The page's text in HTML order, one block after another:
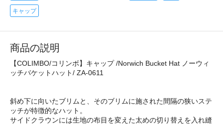
キャップ
商品の説明
【COLIMBO/コリンボ】キャップ /Norwich Bucket Hat ノーウィ
ッチバケットハット/ ZA-0611
斜め下に向いたブリムと、そのブリムに施された間隔の狭いステ
ッチが特徴的なハット。
サイドクラウンには生地の布目を変えた太めの切り替えを入れ縫